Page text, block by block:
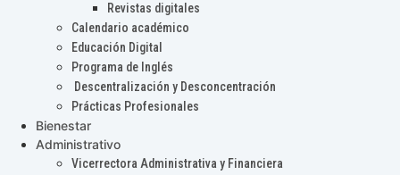
Revistas digitales
Calendario académico
Educación Digital
Programa de Inglés
Descentralización y Desconcentración
Prácticas Profesionales
Bienestar
Administrativo
Vicerrectora Administrativa y Financiera